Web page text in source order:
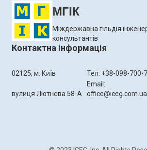
МГІК
Міждержавна гільдія
консультантів
Контактна інформація
02125, м. Київ
вулиця Лютнева 58-А
Тел: +38-098-700-
Email:
office@iceg.com.ua